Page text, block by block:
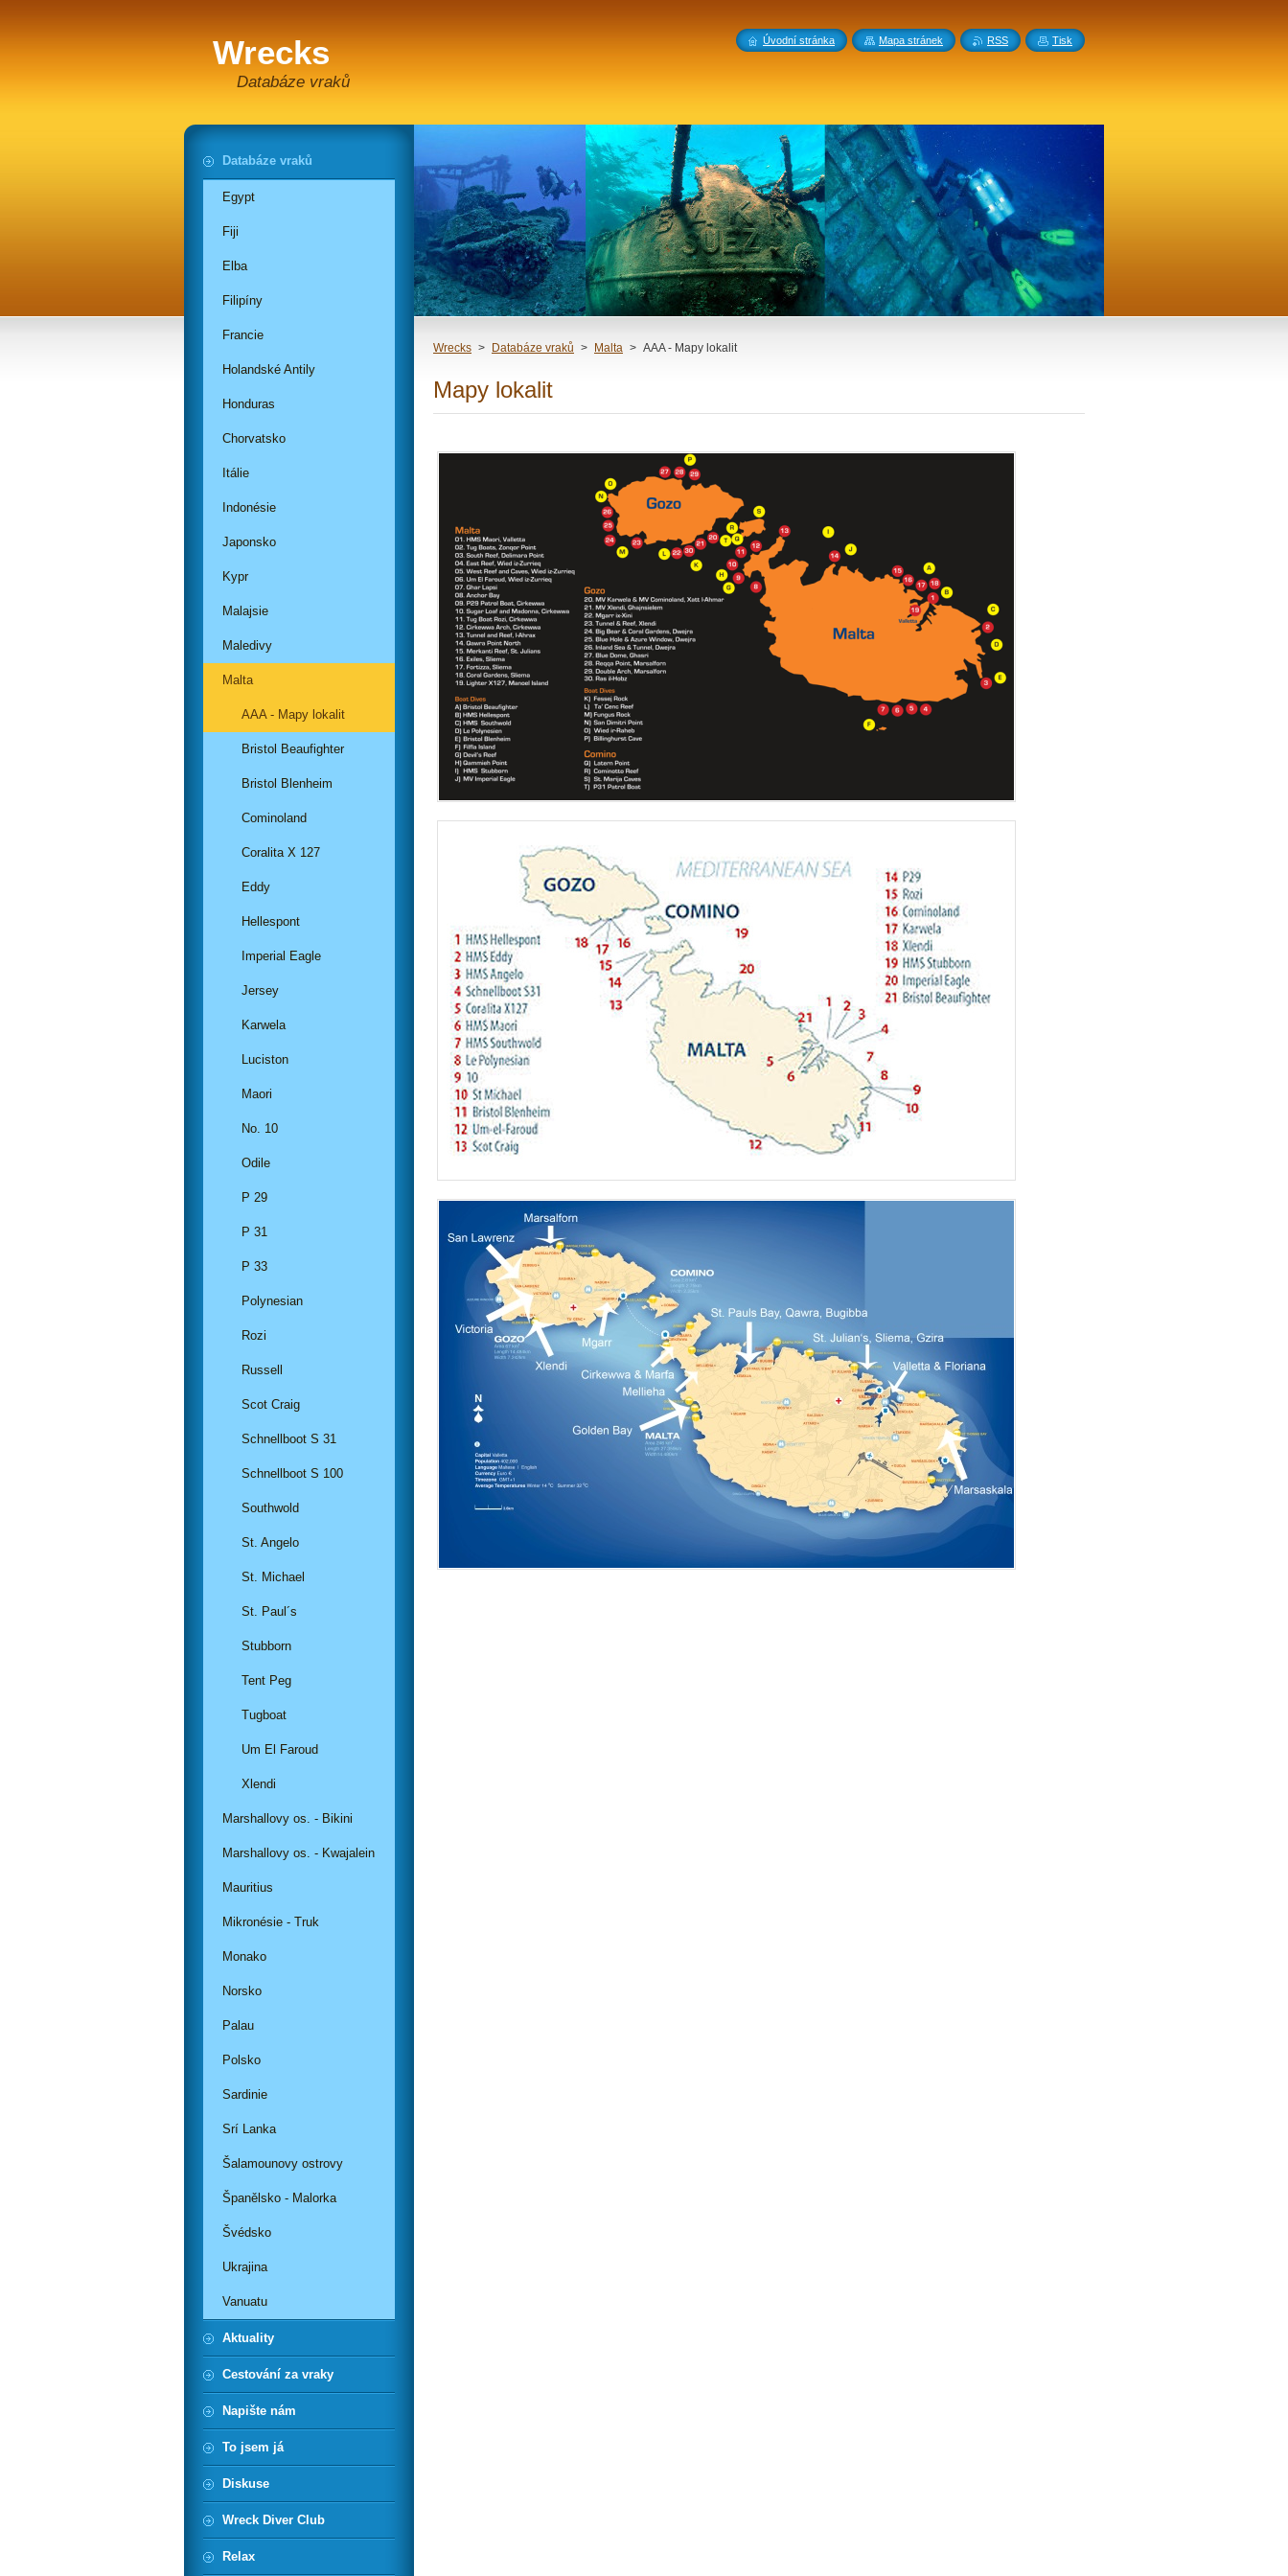
Wrecks
Databáze vraků
Wrecks > Databáze vraků > Malta > AAA - Mapy lokalit
Mapy lokalit
Databáze vraků
Egypt
Fiji
Elba
Filipíny
Francie
Holandské Antily
Honduras
Chorvatsko
Itálie
Indonésie
Japonsko
Kypr
Malajsie
Maledivy
Malta
AAA - Mapy lokalit
Bristol Beaufighter
Bristol Blenheim
Cominoland
Coralita X 127
Eddy
Hellespont
Imperial Eagle
Jersey
Karwela
Luciston
Maori
No. 10
Odile
P 29
P 31
P 33
Polynesian
Rozi
Russell
Scot Craig
Schnellboot S 31
Schnellboot S 100
Southwold
St. Angelo
St. Michael
St. Paul´s
Stubborn
Tent Peg
Tugboat
Um El Faroud
Xlendi
Marshallovy os. - Bikini
Marshallovy os. - Kwajalein
Mauritius
Mikronésie - Truk
Monako
Norsko
Palau
Polsko
Sardinie
Srí Lanka
Šalamounovy ostrovy
Španělsko - Malorka
Švédsko
Ukrajina
Vanuatu
Aktuality
Cestování za vraky
Napište nám
To jsem já
Diskuse
Wreck Diver Club
Relax
Úvodní stránka Mapa stránek RSS Tisk